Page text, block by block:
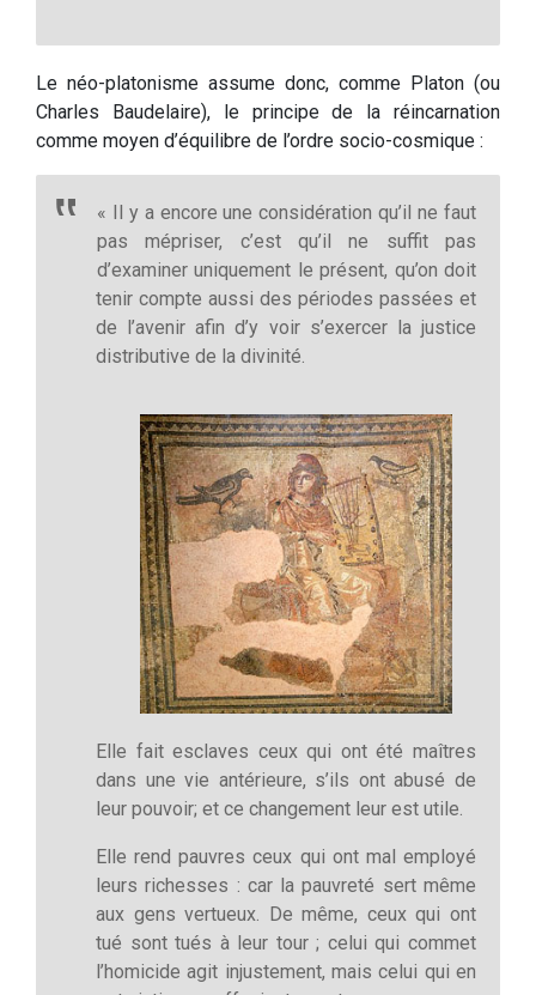
Le néo-platonisme assume donc, comme Platon (ou
Charles Baudelaire), le principe de la réincarnation
comme moyen d’équilibre de l’ordre socio-cosmique :
« Il y a encore une considération qu’il ne faut
pas mépriser, c’est qu’il ne suffit pas
d’examiner uniquement le présent, qu’on doit
tenir compte aussi des périodes passées et
de l’avenir afin d’y voir s’exercer la justice
distributive de la divinité.
Elle fait esclaves ceux qui ont été maîtres
dans une vie antérieure, s’ils ont abusé de
leur pouvoir; et ce changement leur est utile.
Elle rend pauvres ceux qui ont mal employé
leurs richesses : car la pauvreté sert même
aux gens vertueux. De même, ceux qui ont
tué sont tués à leur tour ; celui qui commet
l’homicide agit injustement, mais celui qui en